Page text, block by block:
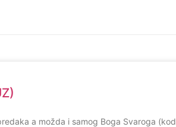
a možda i samog Boga Svaroga (kod